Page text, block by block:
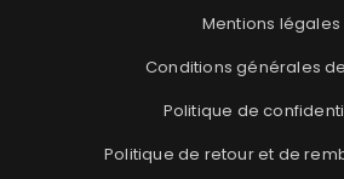
Mentions légales
Conditions générales
Politique de
Politique de retour et de